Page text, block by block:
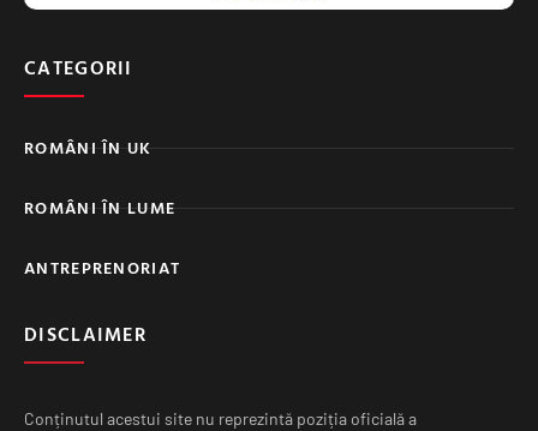
CATEGORII
ROMÂNI ÎN UK
ROMÂNI ÎN LUME
ANTREPRENORIAT
DISCLAIMER
Conținutul acestui site nu reprezintă poziția oficială a